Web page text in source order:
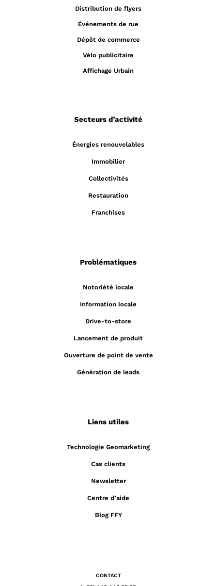
Distribution de flyers
Événements de rue
Dépôt de commerce
Vélo publicitaire
Affichage Urbain
Secteurs d’activité
Énergies renouvelables
Immobilier
Collectivités
Restauration
Franchises
Problématiques
Notoriété locale
Information locale
Drive-to-store
Lancement de produit
Ouverture de point de vente
Génération de leads
Liens utiles
Technologie Geomarketing
Cas clients
Newsletter
Centre d’aide
Blog FFY
CONTACT